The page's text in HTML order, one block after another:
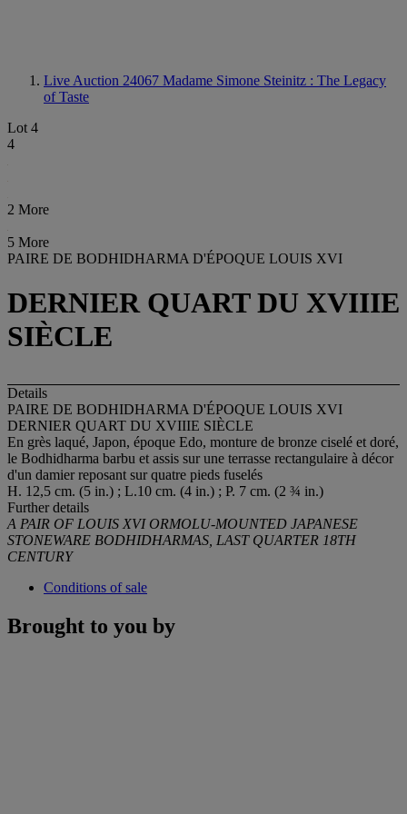
Live Auction 24067 Madame Simone Steinitz : The Legacy
of Taste
Lot 4
4
2 More
5 More
PAIRE DE BODHIDHARMA D'ÉPOQUE LOUIS XVI
DERNIER QUART DU XVIIIE
SIÈCLE
Details
PAIRE DE BODHIDHARMA D'ÉPOQUE LOUIS XVI
DERNIER QUART DU XVIIIE SIÈCLE
En grès laqué, Japon, époque Edo, monture de bronze ciselé et doré,
le Bodhidharma barbu et assis sur une terrasse rectangulaire à décor
d'un damier reposant sur quatre pieds fuselés
H. 12,5 cm. (5 in.) ; L.10 cm. (4 in.) ; P. 7 cm. (2 ¾ in.)
Further details
A PAIR OF LOUIS XVI ORMOLU-MOUNTED JAPANESE
STONEWARE BODHIDHARMAS, LAST QUARTER 18TH
CENTURY
Conditions of sale
Brought to you by